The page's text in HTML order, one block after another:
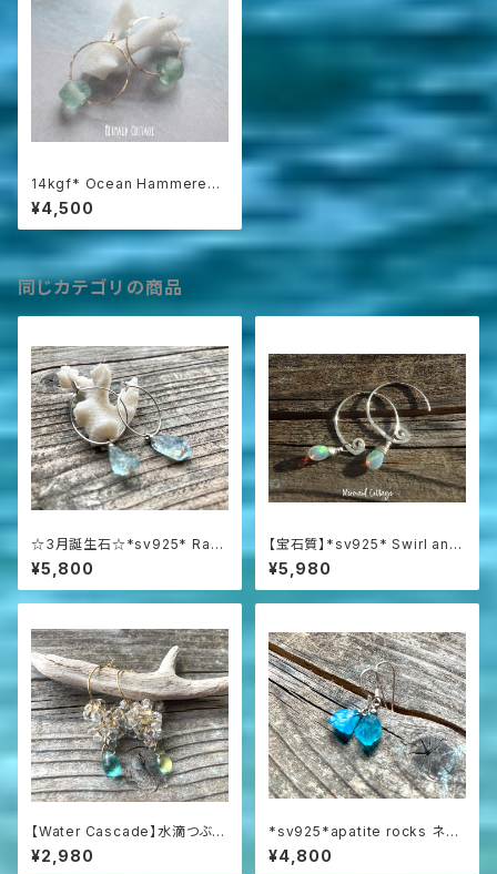
14kgf* Ocean Hammered
Hoop ☆Sea glass recycle
d glass aqua
¥4,500
同じカテゴリの商品
☆3月誕生石☆*sv925* Raw
Aquamarine アクアマリン原石
の一粒ピアス
¥5,800
【宝石質】*sv925* Swirl and
Opal プレシャスオパールの渦
巻きピアス☆AAAAA
¥5,980
【Water Cascade】水滴つぶつ
ぶガラスと海の雫のフープピア
ス
¥2,980
*sv925*apatite rocks ネオ
ンブルーアパタイト原石の一粒
ピアス
¥4,800